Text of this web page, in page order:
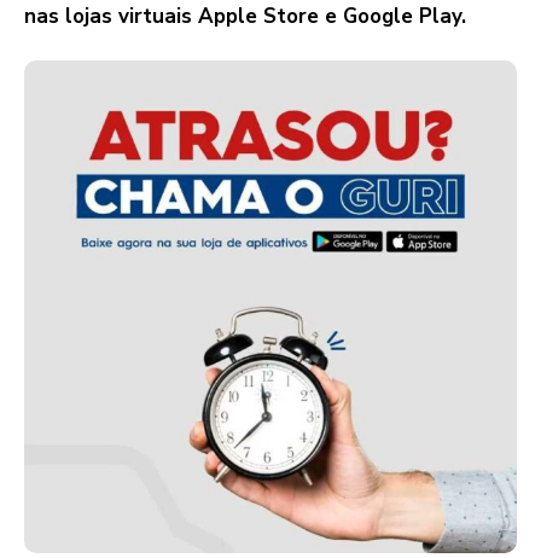
nas lojas virtuais Apple Store e Google Play.